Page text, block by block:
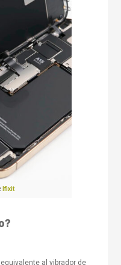
Ifixit
al vibrador de